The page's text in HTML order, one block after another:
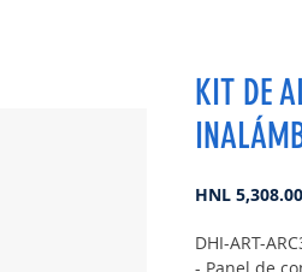
KIT DE
HNL 5,308.00
DHI-ART-